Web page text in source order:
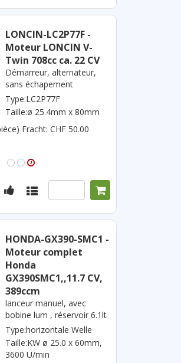
LONCIN-LC2P77F -
Moteur LONCIN V-
Twin 708cc ca. 22 CV
Démarreur, alternateur,
sans échapement
Type:LC2P77F
Taille:ø 25.4mm x 80mm
Fracht: CHF 50.00
HONDA-GX390-SMC1 -
Moteur complet
Honda
GX390SMC1,,11.7 CV,
389ccm
lanceur manuel, avec
bobine lum , réservoir 6.1lt
Type:horizontale Welle
Taille:KW ø 25.0 x 60mm,
3600 U/min